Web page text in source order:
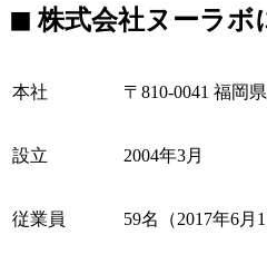
◼︎ 株式会社ヌーラボ
本社 〒810-0041 福岡
設立 2004年3月
従業員 59名（2017年6月1